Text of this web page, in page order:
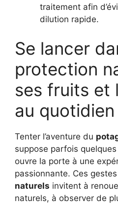
traitement afin
dilution rapide.
Se lancer
protection
ses fruits et
au quotidien
Tenter l’aventure du
suppose parfois
ouvre la porte à une
passionnante. Ces
naturels invitent à
naturels, à observer de